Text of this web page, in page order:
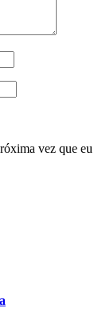
vez que eu